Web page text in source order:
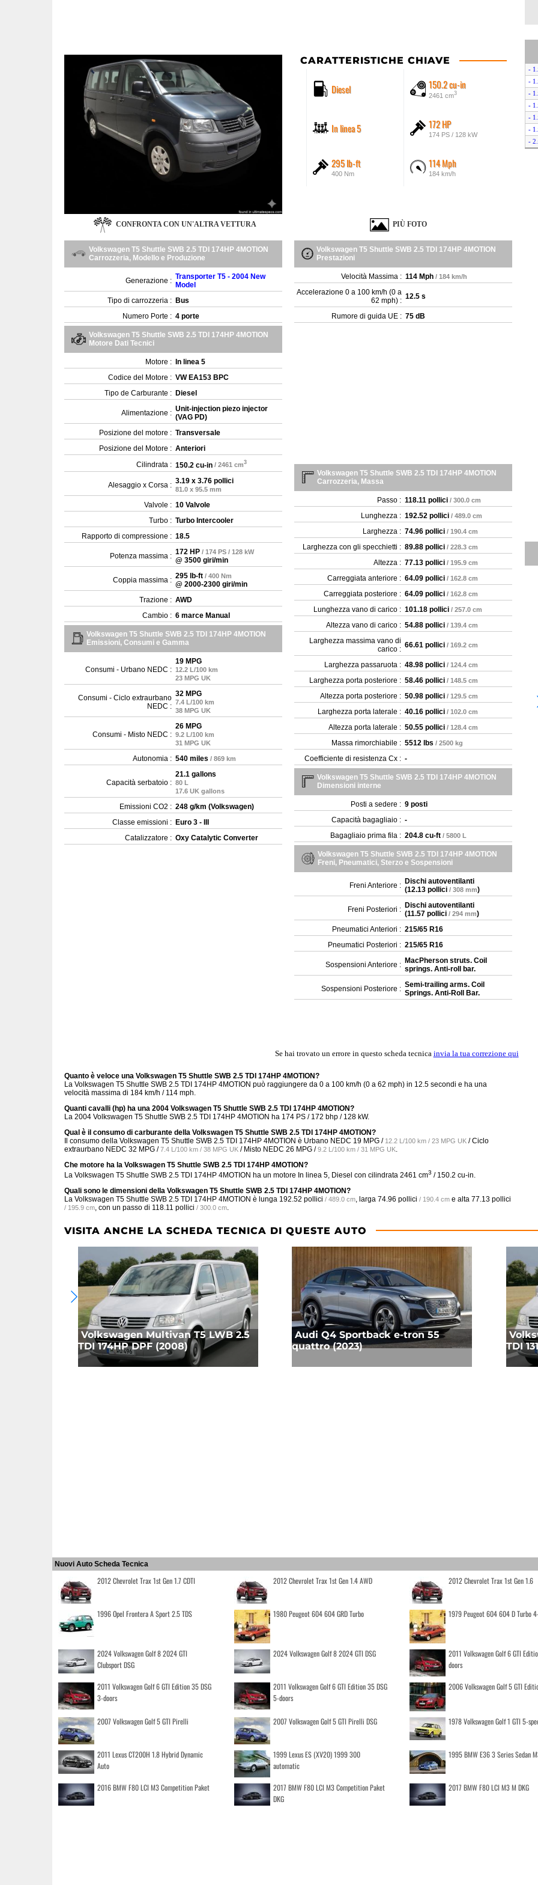
CARATTERISTICHE CHIAVE
Diesel 150.2 cu-in
2461 cm3
In linea 5 172 HP
174 PS / 128 kW
295 lb-ft
400 Nm
114 Mph
184 km/h
CONFRONTA CON UN'ALTRA VETTURA PIÙ FOTO
Volkswagen T5 Shuttle SWB 2.5 TDI 174HP 4MOTION
Carrozzeria, Modello e Produzione
Generazione : Transporter T5 - 2004 New
Model
Tipo di carrozzeria : Bus
Numero Porte : 4 porte
Volkswagen T5 Shuttle SWB 2.5 TDI 174HP 4MOTION
Motore Dati Tecnici
Motore : In linea 5
Codice del Motore : VW EA153 BPC
Tipo de Carburante : Diesel
Alimentazione : Unit-injection piezo injector
(VAG PD)
Posizione del motore : Transversale
Posizione del Motore : Anteriori
Cilindrata : 150.2 cu-in / 2461 cm3
Alesaggio x Corsa : 3.19 x 3.76 pollici
81.0 x 95.5 mm
Valvole : 10 Valvole
Turbo : Turbo Intercooler
Rapporto di compressione : 18.5
Potenza massima : 172 HP / 174 PS / 128 kW
@ 3500 giri/min
Coppia massima : 295 lb-ft / 400 Nm
@ 2000-2300 giri/min
Trazione : AWD
Cambio : 6 marce Manual
Volkswagen T5 Shuttle SWB 2.5 TDI 174HP 4MOTION
Emissioni, Consumi e Gamma
Consumi - Urbano NEDC :
19 MPG
12.2 L/100 km
23 MPG UK
Consumi - Ciclo extraurbano
NEDC :
32 MPG
7.4 L/100 km
38 MPG UK
Consumi - Misto NEDC :
26 MPG
9.2 L/100 km
31 MPG UK
Autonomia : 540 miles / 869 km
Capacità serbatoio :
21.1 gallons
80 L
17.6 UK gallons
Emissioni CO2 : 248 g/km (Volkswagen)
Classe emissioni : Euro 3 - III
Catalizzatore : Oxy Catalytic Converter
Volkswagen T5 Shuttle SWB 2.5 TDI 174HP 4MOTION
Prestazioni
Velocità Massima : 114 Mph / 184 km/h
Accelerazione 0 a 100 km/h (0 a
62 mph) : 12.5 s
Rumore di guida UE : 75 dB
Volkswagen T5 Shuttle SWB 2.5 TDI 174HP 4MOTION
Carrozzeria, Massa
Passo : 118.11 pollici / 300.0 cm
Lunghezza : 192.52 pollici / 489.0 cm
Larghezza : 74.96 pollici / 190.4 cm
Larghezza con gli specchietti : 89.88 pollici / 228.3 cm
Altezza : 77.13 pollici / 195.9 cm
Carreggiata anteriore : 64.09 pollici / 162.8 cm
Carreggiata posteriore : 64.09 pollici / 162.8 cm
Lunghezza vano di carico : 101.18 pollici / 257.0 cm
Altezza vano di carico : 54.88 pollici / 139.4 cm
Larghezza massima vano di
carico : 66.61 pollici / 169.2 cm
Larghezza passaruota : 48.98 pollici / 124.4 cm
Larghezza porta posteriore : 58.46 pollici / 148.5 cm
Altezza porta posteriore : 50.98 pollici / 129.5 cm
Larghezza porta laterale : 40.16 pollici / 102.0 cm
Altezza porta laterale : 50.55 pollici / 128.4 cm
Massa rimorchiabile : 5512 lbs / 2500 kg
Coefficiente di resistenza Cx : -
Volkswagen T5 Shuttle SWB 2.5 TDI 174HP 4MOTION
Dimensioni interne
Posti a sedere : 9 posti
Capacità bagagliaio : -
Bagagliaio prima fila : 204.8 cu-ft / 5800 L
Volkswagen T5 Shuttle SWB 2.5 TDI 174HP 4MOTION
Freni, Pneumatici, Sterzo e Sospensioni
Freni Anteriore : Dischi autoventilanti
(12.13 pollici / 308 mm)
Freni Posteriori : Dischi autoventilanti
(11.57 pollici / 294 mm)
Pneumatici Anteriori : 215/65 R16
Pneumatici Posteriori : 215/65 R16
Sospensioni Anteriore : MacPherson struts. Coil
springs. Anti-roll bar.
Sospensioni Posteriore : Semi-trailing arms. Coil
Springs. Anti-Roll Bar.
Se hai trovato un errore in questo scheda tecnica invia la tua correzione qui
Quanto è veloce una Volkswagen T5 Shuttle SWB 2.5 TDI 174HP 4MOTION?
La Volkswagen T5 Shuttle SWB 2.5 TDI 174HP 4MOTION può raggiungere da 0 a 100 km/h (0 a 62 mph) in 12.5 secondi e ha una
velocità massima di 184 km/h / 114 mph.
Quanti cavalli (hp) ha una 2004 Volkswagen T5 Shuttle SWB 2.5 TDI 174HP 4MOTION?
La 2004 Volkswagen T5 Shuttle SWB 2.5 TDI 174HP 4MOTION ha 174 PS / 172 bhp / 128 kW.
Qual è il consumo di carburante della Volkswagen T5 Shuttle SWB 2.5 TDI 174HP 4MOTION?
Il consumo della Volkswagen T5 Shuttle SWB 2.5 TDI 174HP 4MOTION è Urbano NEDC 19 MPG / 12.2 L/100 km / 23 MPG UK / Ciclo
extraurbano NEDC 32 MPG /7.4 L/100 km / 38 MPG UK / Misto NEDC 26 MPG /9.2 L/100 km / 31 MPG UK
Che motore ha la Volkswagen T5 Shuttle SWB 2.5 TDI 174HP 4MOTION?
La Volkswagen T5 Shuttle SWB 2.5 TDI 174HP 4MOTION ha un motore In linea 5, Diesel con cilindrata 2461 cm3 / 150.2 cu-in.
Quali sono le dimensioni della Volkswagen T5 Shuttle SWB 2.5 TDI 174HP 4MOTION?
La Volkswagen T5 Shuttle SWB 2.5 TDI 174HP 4MOTION è lunga 192.52 pollici / 489.0 cm , larga 74.96 pollici / 190.4 cm e alta 77.13 pollici
/ 195.9 cm , con un passo di 118.11 pollici / 300.0 cm
-
-
-
-
-
-
-
VISITA ANCHE LA SCHEDA TECNICA DI QUESTE AUTO
Volkswagen Multivan T5 LWB 2.5
TDI 174HP DPF (2008)
Audi Q4 Sportback e-tron 55
quattro (2023)
TDI
Nuovi Auto Scheda Tecnica
2012 Chevrolet Trax 1st Gen 1.7 CDTI 2012 Chevrolet Trax 1st Gen 1.4 AWD 2012 Chevrolet Trax 1st Gen 1.6
1996 Opel Frontera A Sport 2.5 TDS 1980 Peugeot 604 604 GRD Turbo 1979 Peugeot 604 604 D Turbo
2024 Volkswagen Golf 8 2024 GTI
Clubsport DSG
2024 Volkswagen Golf 8 2024 GTI DSG
2011 Volkswagen Golf 6 GTI
doors
2011 Volkswagen Golf 6 GTI Edition 35 DSG
3-doors
2011 Volkswagen Golf 6 GTI Edition 35 DSG
5-doors
2006 Volkswagen Golf 5 GTI
2007 Volkswagen Golf 5 GTI Pirelli 2007 Volkswagen Golf 5 GTI Pirelli DSG 1978 Volkswagen Golf 1 GTI 5-
2011 Lexus CT200H 1.8 Hybrid Dynamic
Auto
1999 Lexus ES (XV20) 1999 300
automatic
1995 BMW E36 3 Series Sedan
2016 BMW F80 LCI M3 Competition Paket
2017 BMW F80 LCI M3 Competition Paket
DKG
2017 BMW F80 LCI M3 M DKG